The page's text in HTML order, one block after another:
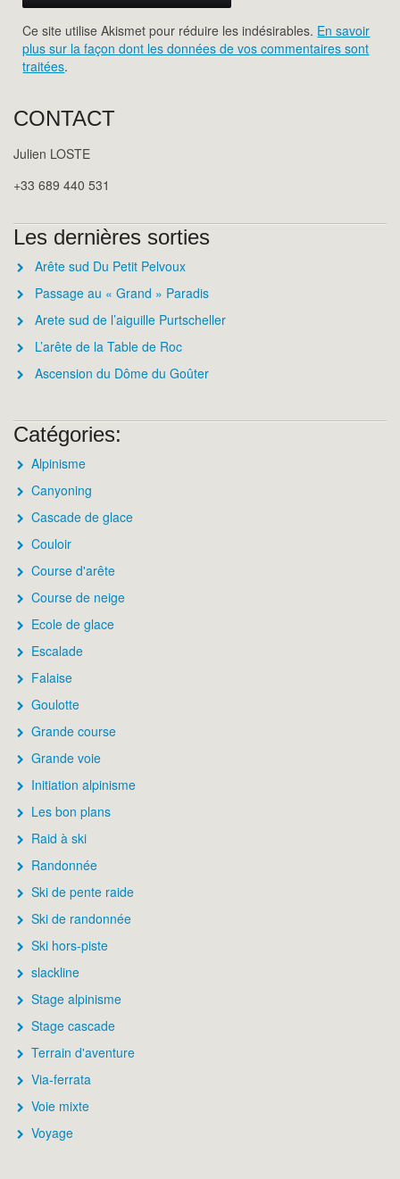
Ce site utilise Akismet pour réduire les indésirables. En savoir
plus sur la façon dont les données de vos commentaires sont
traitées.
CONTACT
Julien LOSTE
+33 689 440 531
Les dernières sorties
Arête sud Du Petit Pelvoux
Passage au « Grand » Paradis
Arete sud de l’aiguille Purtscheller
L’arête de la Table de Roc
Ascension du Dôme du Goûter
Catégories:
Alpinisme
Canyoning
Cascade de glace
Couloir
Course d'arête
Course de neige
Ecole de glace
Escalade
Falaise
Goulotte
Grande course
Grande voie
Initiation alpinisme
Les bon plans
Raid à ski
Randonnée
Ski de pente raide
Ski de randonnée
Ski hors-piste
slackline
Stage alpinisme
Stage cascade
Terrain d'aventure
Via-ferrata
Voie mixte
Voyage